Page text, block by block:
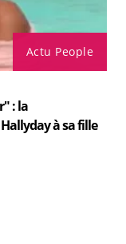
Actu People
: la
à sa fille